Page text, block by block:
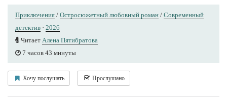
Приключения / Остросюжетный любовный роман / Современный
детектив · 2026
Читает Алена Пятибратова
7 часов 43 минуты
Хочу послушать Прослушано